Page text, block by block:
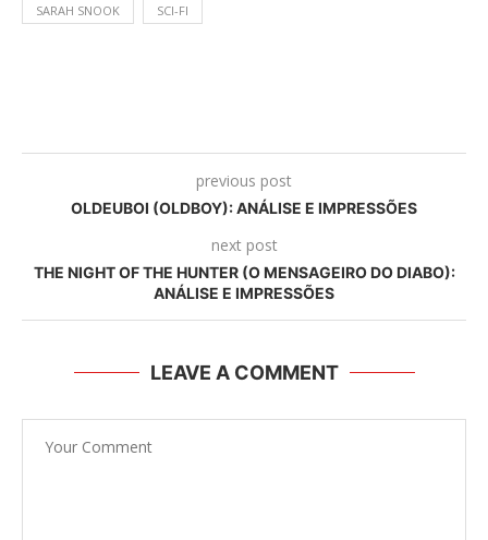
SARAH SNOOK SCI-FI
previous post
OLDEUBOI (OLDBOY): ANÁLISE E IMPRESSÕES
next post
THE NIGHT OF THE HUNTER (O MENSAGEIRO DO DIABO):
ANÁLISE E IMPRESSÕES
LEAVE A COMMENT